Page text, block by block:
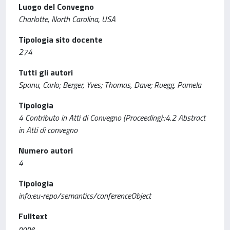
Luogo del Convegno
Charlotte, North Carolina, USA
Tipologia sito docente
274
Tutti gli autori
Spanu, Carlo; Berger, Yves; Thomas, Dave; Ruegg, Pamela
Tipologia
4 Contributo in Atti di Convegno (Proceeding)::4.2 Abstract
in Atti di convegno
Numero autori
4
Tipologia
info:eu-repo/semantics/conferenceObject
Fulltext